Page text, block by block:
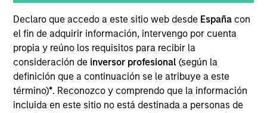
Declaro que accedo a este sitio web desde España con
el fin de adquirir información, intervengo por cuenta
propia y reúno los requisitos para recibir la
consideración de inversor profesional(según la
definición que a continuación se le atribuye a este
término)*. Reconozco y comprendo que la información
incluida en este sitio no está destinada a personas de
EQUIPO
Emerging Markets Equity Team
Samson is an investor on the Emerging Markets
Equity team, focusing on Taiwan and the
technology sector. He joined Morgan Stanley in